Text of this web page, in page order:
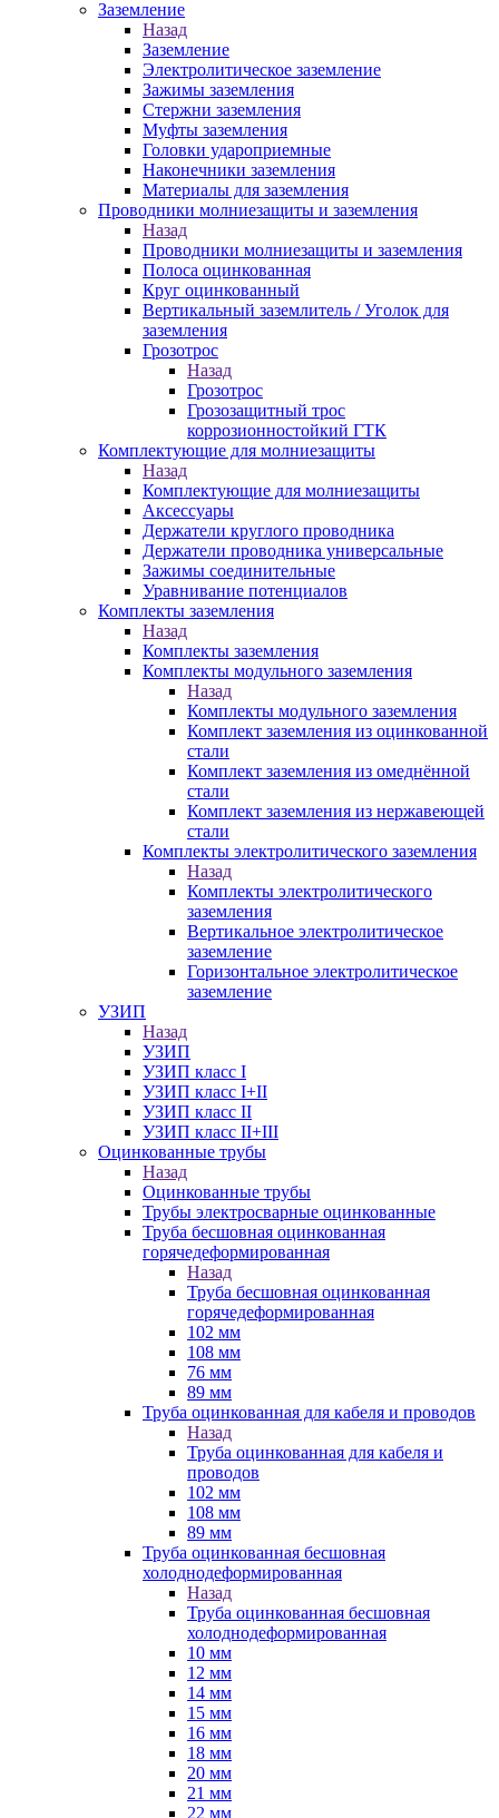
Заземление
Назад
Заземление
Электролитическое заземление
Зажимы заземления
Стержни заземления
Муфты заземления
Головки удароприемные
Наконечники заземления
Материалы для заземления
Проводники молниезащиты и заземления
Назад
Проводники молниезащиты и заземления
Полоса оцинкованная
Круг оцинкованный
Вертикальный заземлитель / Уголок для
заземления
Грозотрос
Назад
Грозотрос
Грозозащитный трос
коррозионностойкий ГТК
Комплектующие для молниезащиты
Назад
Комплектующие для молниезащиты
Аксессуары
Держатели круглого проводника
Держатели проводника универсальные
Зажимы соединительные
Уравнивание потенциалов
Комплекты заземления
Назад
Комплекты заземления
Комплекты модульного заземления
Назад
Комплекты модульного заземления
Комплект заземления из оцинкованной
стали
Комплект заземления из омеднённой
стали
Комплект заземления из нержавеющей
стали
Комплекты электролитического заземления
Назад
Комплекты электролитического
заземления
Вертикальное электролитическое
заземление
Горизонтальное электролитическое
заземление
УЗИП
Назад
УЗИП
УЗИП класс I
УЗИП класс I+II
УЗИП класс II
УЗИП класс II+III
Оцинкованные трубы
Назад
Оцинкованные трубы
Трубы электросварные оцинкованные
Труба бесшовная оцинкованная
горячедеформированная
Назад
Труба бесшовная оцинкованная
горячедеформированная
102 мм
108 мм
76 мм
89 мм
Труба оцинкованная для кабеля и проводов
Назад
Труба оцинкованная для кабеля и
проводов
102 мм
108 мм
89 мм
Труба оцинкованная бесшовная
холоднодеформированная
Назад
Труба оцинкованная бесшовная
холоднодеформированная
10 мм
12 мм
14 мм
15 мм
16 мм
18 мм
20 мм
21 мм
22 мм